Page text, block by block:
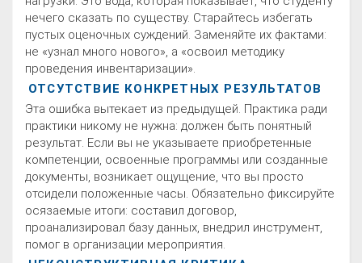
нечего сказать по существу. Старайтесь избегать
пустых оценочных суждений. Заменяйте их фактами:
не «узнал много нового», а «освоил методику
проведения инвентаризации».
ОТСУТСТВИЕ КОНКРЕТНЫХ РЕЗУЛЬТАТОВ
Эта ошибка вытекает из предыдущей. Практика ради
практики никому не нужна: должен быть понятный
результат. Если вы не указываете приобретенные
компетенции, освоенные программы или созданные
документы, возникает ощущение, что вы просто
отсидели положенные часы. Обязательно фиксируйте
осязаемые итоги: составил договор,
проанализировал базу данных, внедрил инструмент,
помог в организации мероприятия.